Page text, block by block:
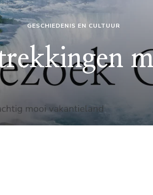
GESCHIEDENIS EN CULTUUR